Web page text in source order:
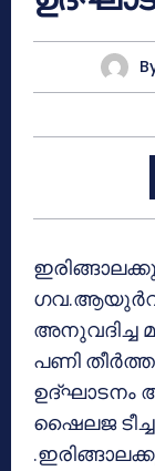
അനുവദിച്ച
പണി
ഉദ്‌ഘാടനം
ഷൈലജ